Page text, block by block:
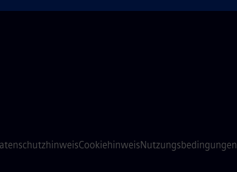
CookiehinweisNutzungsbedingungen